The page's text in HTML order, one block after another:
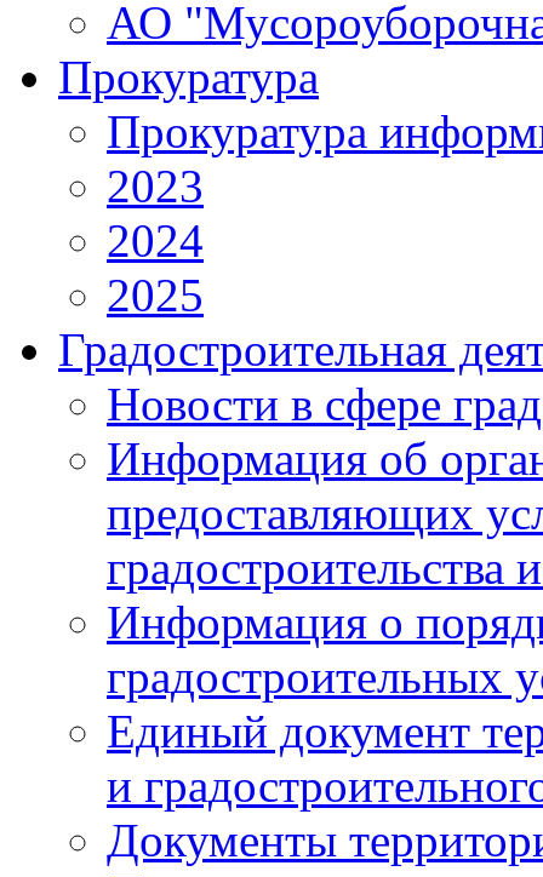
АО
Прокуратура
Прокуратура
2023
2024
2025
Градостроительная
Новости в сфере
Информация об
предоставляющих
градостроительства
Информация о
градостроительных
Единый документ
и
Документы